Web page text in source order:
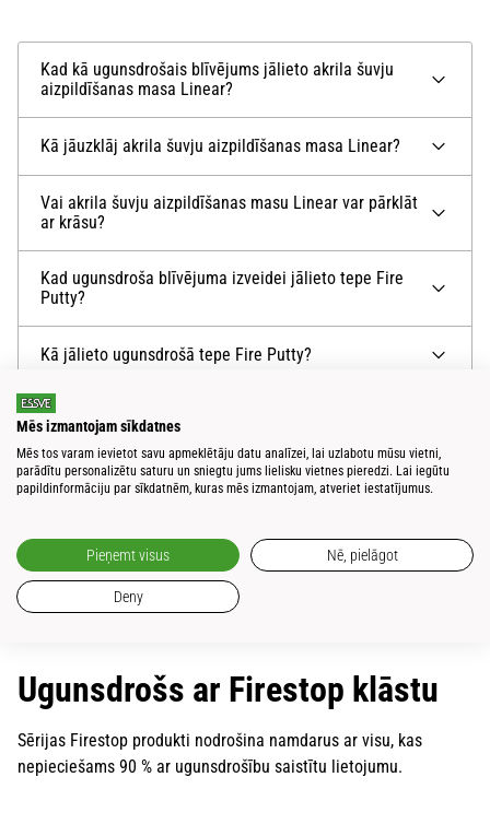
Kad kā ugunsdrošais blīvējums jālieto akrila šuvju
aizpildīšanas masa Linear?
Kā jāuzklāj akrila šuvju aizpildīšanas masa Linear?
Vai akrila šuvju aizpildīšanas masu Linear var pārklāt
ar krāsu?
Kad ugunsdroša blīvējuma izveidei jālieto tepe Fire
Putty?
Kā jālieto ugunsdrošā tepe Fire Putty?
Cik ilgi var glabāt aizsāktu Fire Putty spainīti?
Vai blīvējuma putu izmantošana ugunsdrošu šuvju
izveidei ir laba doma?
Kā jālieto šuvju blīvējuma putas Fire Foam 2-K?
Kas ir EI klasifikācija?
Ugunsdrošs ar Firestop klāstu
Sērijas Firestop produkti nodrošina namdarus ar visu, kas
nepieciešams 90 % ar ugunsdrošību saistītu lietojumu.
Mēs izmantojam sīkdatnes
Mēs tos varam ievietot savu apmeklētāju datu analīzei, lai uzlabotu mūsu vietni,
parādītu personalizētu saturu un sniegtu jums lielisku vietnes pieredzi. Lai iegūtu
papildinformāciju par sīkdatnēm, kuras mēs izmantojam, atveriet iestatījumus.
Pieņemt visus Nē, pielāgot
Deny